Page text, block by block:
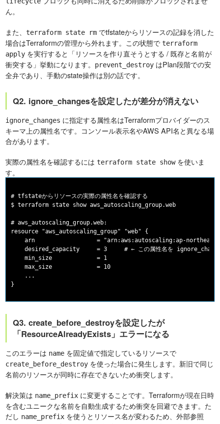
ん。
また、terraform state rm でtfstateからリソースの記録を消した
場合はTerraformの管理から外れます。この状態でterraform
apply を実行すると「リソースを作り直そうとする / 既存と名前が
衝突する」挙動になります。
prevent_destroy はPlan段階での安
全弁であり、手動のstate操作は別の話です。
Q2. ignore_changesを設定したが差分が消えない
ignore_changes に指定する属性名はTerraformプロバイダーのス
キーマ上の属性名です。コンソール表示名やAWS API名と異なる場
合があります。
実際の属性名を確認するにはterraform state showを使いま
す。
# tfstateからリソースの実際の属性名を確認する
$ terraform state show aws_autoscaling_group.web
# aws_autoscaling_group.web:
resource "aws_autoscaling_group" "web" {
arn                  = "arn:aws:autoscaling:ap-
desired_capacity     = 3     # ← この属性名を
    min_size             = 1
    max_size             = 10
    ...
Q3. create_before_destroyを設定したが
「ResourceAlreadyExists」エラーになる
このエラーは name を固定値で指定しているリソースで
create_before_destroy を使った場合に発生します。新旧で同じ
名前のリソースが同時に存在できないため衝突します。
解決策は name_prefix に変更することです。Terraformが現在日時
を含むユニークな名前を自動生成するため衝突を回避できます。た
だし name_prefix を使うとリソース名が変わるため、外部参照